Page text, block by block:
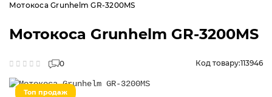
Мотокоса Grunhelm GR-3200MS
Мотокоса Grunhelm GR-3200MS
0 Код товару:113946
Топ продаж